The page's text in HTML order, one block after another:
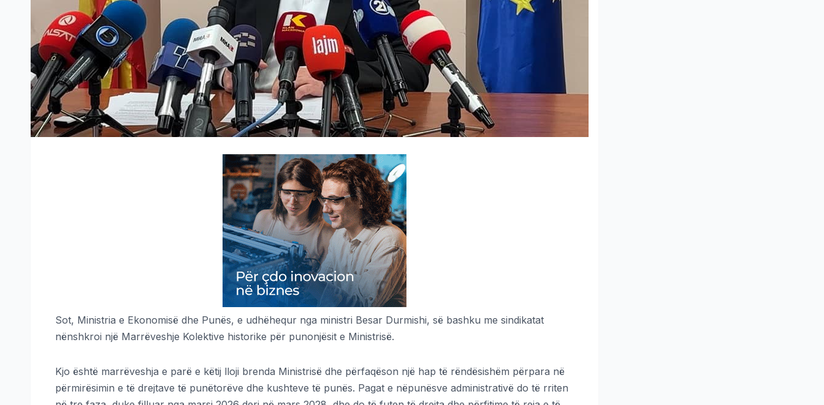
Sot, Ministria e Ekonomisë dhe Punës, e udhëhequr nga ministri Besar Durmishi, së bashku me sindikatat
nënshkroi një Marrëveshje Kolektive historike për punonjësit e Ministrisë.
Kjo është marrëveshja e parë e këtij lloji brenda Ministrisë dhe përfaqëson një hap të rëndësishëm përpara në
përmirësimin e të drejtave të punëtorëve dhe kushteve të punës. Pagat e nëpunësve administrativë do të rriten